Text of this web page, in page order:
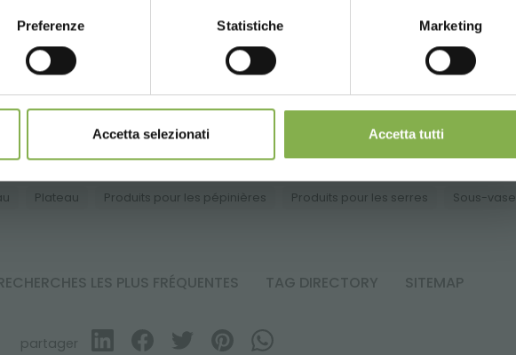
Preferenze Statistiche Marketing
Accetta selezionati Accetta tutti
PRODUITS CONNEXES
des meilleurs produits en vente sur orlandelli.it
Plateau Produits pour les pépinières Produits pour les serres Sous-vase
LES PLUS FRÉQUENTES TAG DIRECTORY SITEMAP
partager
CONTINUE
SE CONNECTER
S'INSCRIRE MAINTENANT